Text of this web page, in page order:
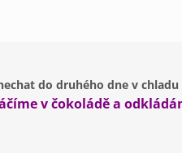
do druhého dne v
v čokoládě a